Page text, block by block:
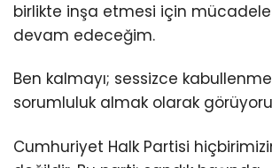
birlikte inşa etmesi için
devam edeceğim.
Ben kalmayı; sessizce
sorumluluk almak olarak
Cumhuriyet Halk Partisi